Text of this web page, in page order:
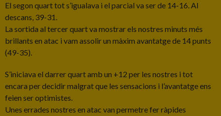
El segon quart tot s’igualava i el parcial va ser de 14-16. Al
descans, 39-31.
La sortida al tercer quart va mostrar els nostres minuts més
brillants en atac i vam assolir un màxim avantatge de 14 punts
(49-35).
S’iniciava el darrer quart amb un +12 per les nostres i tot
encara per decidir malgrat que les sensacions i l’avantatge ens
feien ser optimistes.
Unes errades nostres en atac van permetre fer ràpides